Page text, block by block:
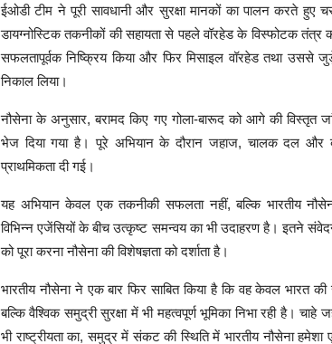
ईओडी टीम ने पूरी सावधानी और सुरक्षा मानकों का पालन करते हुए
डायग्नोस्टिक तकनीकों की सहायता से पहले वॉरहेड के विस्फोटक तंत्र
सफलतापूर्वक निष्क्रिय किया और फिर मिसाइल वॉरहेड तथा उससे
निकाल लिया।
नौसेना के अनुसार, बरामद किए गए गोला-बारूद को आगे की विस्तृत
भेज दिया गया है। पूरे अभियान के दौरान जहाज, चालक दल और
प्राथमिकता दी गई।
यह अभियान केवल एक तकनीकी सफलता नहीं, बल्कि भारतीय
विभिन्न एजेंसियों के बीच उत्कृष्ट समन्वय का भी उदाहरण है। इतने
को पूरा करना नौसेना की विशेषज्ञता को दर्शाता है।
भारतीय नौसेना ने एक बार फिर साबित किया है कि वह केवल भारत
बल्कि वैश्विक समुद्री सुरक्षा में भी महत्वपूर्ण भूमिका निभा रही है।
भी राष्ट्रीयता का, समुद्र में संकट की स्थिति में भारतीय नौसेना